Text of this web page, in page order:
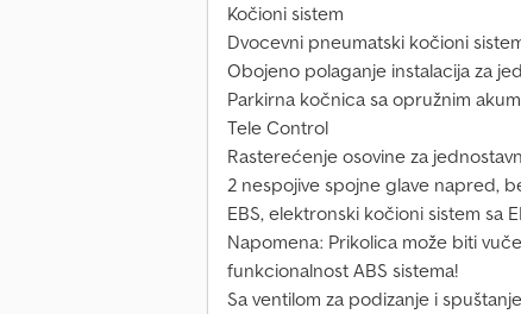
Kočioni sistem
Dvocevni pneumatski kočioni
Obojeno polaganje instalacija za
Parkirna kočnica sa opružnim
Tele Control
Rasterećenje osovine za
2 nespojive spojne glave napred,
EBS, elektronski kočioni sistem sa
Napomena: Prikolica može biti
funkcionalnost ABS sistema!
Sa ventilom za podizanje i spuštanje